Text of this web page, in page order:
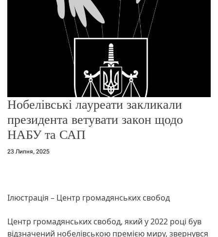
Нобелівські лауреати закликали
президента ветувати закон щодо
НАБУ та САП
23 Липня, 2025
Ілюстрація – Центр громадянських свобод
Центр громадянських свобод, який у 2022 році був
відзначений нобелівською премією миру, звернувся